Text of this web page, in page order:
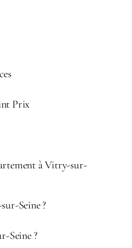
Prix
à Vitry-sur-
Seine ?
Seine ?